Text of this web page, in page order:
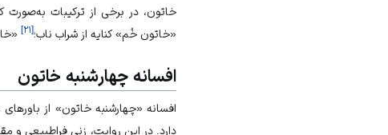
خاتون، در برخی از ترکیبات به‌صورت
«خاتون خُم» کنایه از شراب ناب؛[۲۱]
افسانه چهارشنبه خاتون
افسانه «چهارشنبه خاتون» از
دارد. در این روایت، زنی فراطبیعی و